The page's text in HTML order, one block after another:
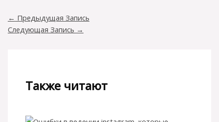
← Предыдущая Запись
Следующая Запись →
Также читают